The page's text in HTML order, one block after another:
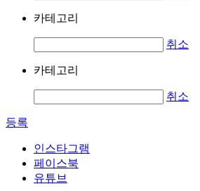
카테고리
취소
카테고리
취소
등록
인스타그램
페이스북
유튜브